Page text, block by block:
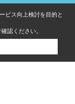
ビス向上検討を目的と
認ください。